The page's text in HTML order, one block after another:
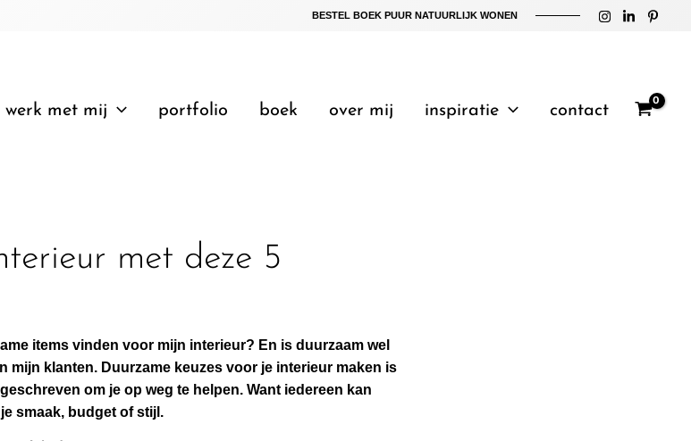
BESTEL BOEK PUUR NATUURLIJK WONEN
werk met mij portfolio boek over mij inspiratie contact
met deze 5
items vinden voor mijn interieur? En is duurzaam wel
mijn klanten. Duurzame keuzes voor je interieur maken is
om je op weg te helpen. Want iedereen kan
smaak, budget of stijl.